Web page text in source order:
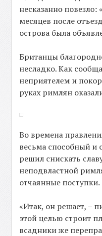
несказанно
месяцев после
острова была
Британцы
несладко. Как
неприятелем и
руках римлян
Во времена
весьма способный и
решил снискать
неподвластной
отчаянные поступки.
«Итак, он решает, –
этой целью строит
всадники же